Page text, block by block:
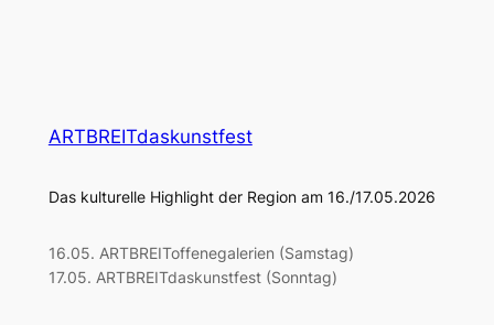
ARTBREITdaskunstfest
Das kulturelle Highlight der Region am 16./17.05.2026
16.05. ARTBREIToffenegalerien (Samstag)
17.05. ARTBREITdaskunstfest (Sonntag)